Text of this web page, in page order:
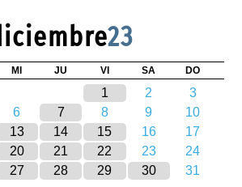
23
MI JU VI SA DO
1 2
3
6 7 8 9
10
13 14 15 16
17
20 21 22 23
24
27 28 29 30 31